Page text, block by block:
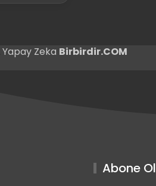
Yapay Zeka Birbirdir.COM
Abone Ol